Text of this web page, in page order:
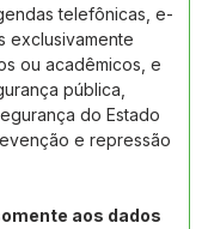
telefônicas, e-
exclusivamente
ou acadêmicos, e
pública,
do Estado
e repressão
aos dados